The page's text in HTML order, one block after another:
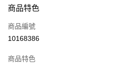
信用卡一次付款
LINE Pay
商品特色
商品編號
10168386
商品特色